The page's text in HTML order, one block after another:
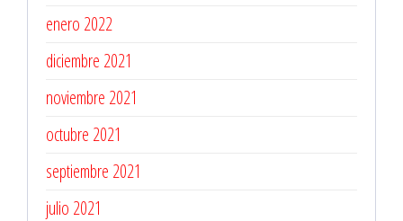
enero 2022
diciembre 2021
noviembre 2021
octubre 2021
septiembre 2021
julio 2021